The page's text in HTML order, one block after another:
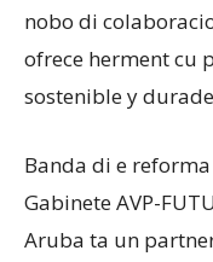
nobo di
ofrece herment cu
sostenible y
Banda di e
Gabinete AVP-
Aruba ta un